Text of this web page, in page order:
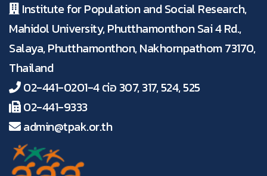
Institute for Population and Social Research,
Mahidol University, Phutthamonthon Sai 4 Rd.,
Salaya, Phutthamonthon, Nakhornpathom 73170,
Thailand
02-441-0201-4 ต่อ 307, 317, 524, 525
02-441-9333
admin@tpak.or.th